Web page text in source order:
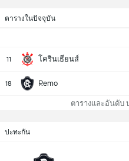
ตารางในปัจจุบัน
11 โครินเธียนส์
18 Remo
ตารางและอันดับ
ปะทะกัน